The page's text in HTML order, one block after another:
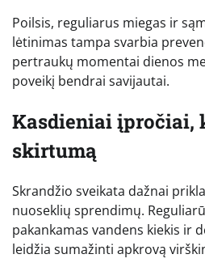
Poilsis, reguliarus miegas ir
lėtinimas tampa svarbia
pertraukų momentai dienos
poveikį bendrai savijautai.
Kasdieniai įpročiai,
skirtumą
Skrandžio sveikata dažnai
nuoseklių sprendimų.
pakankamas vandens kiekis ir
leidžia sumažinti apkrovą